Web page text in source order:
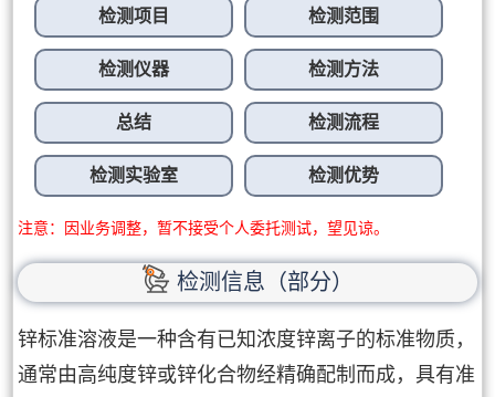
检测项目 检测范围
检测仪器 检测方法
总结 检测流程
检测实验室 检测优势
注意：因业务调整，暂不接受个人委托测试，望见谅。
检测信息（部分）
锌标准溶液是一种含有已知浓度锌离子的标准物质，
通常由高纯度锌或锌化合物经精确配制而成，具有准